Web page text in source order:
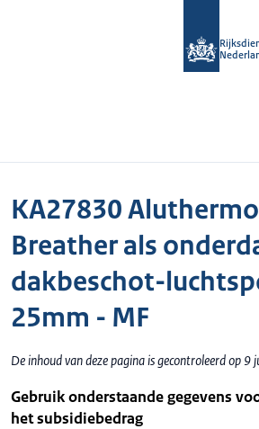
KA27830
Breather als
dakbeschot-
25mm - MF
De inhoud van deze pagina is gecontroleerd op 9
Gebruik onderstaande gegevens
het subsidiebedrag